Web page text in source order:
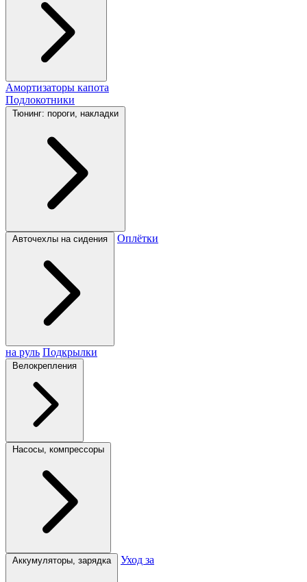
Амортизаторы капота
Подлокотники
Тюнинг: пороги, накладки
Авточехлы на сидения Оплётки
на руль Подкрылки
Велокрепления
Насосы, компрессоры
Аккумуляторы, зарядка Уход за